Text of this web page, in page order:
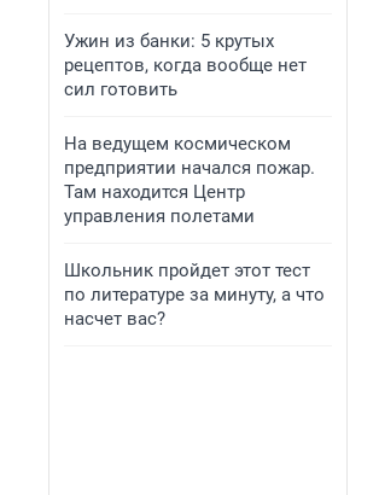
Ужин из банки: 5 крутых
рецептов, когда вообще нет
сил готовить
На ведущем космическом
предприятии начался пожар.
Там находится Центр
управления полетами
Школьник пройдет этот тест
по литературе за минуту, а что
насчет вас?